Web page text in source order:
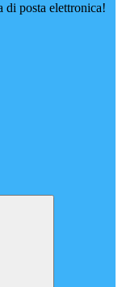
di posta elettronica!